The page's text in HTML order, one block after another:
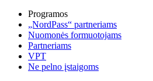
Programos
„NordPass“ partneriams
Nuomonės formuotojams
Partneriams
VPT
Ne pelno įstaigoms